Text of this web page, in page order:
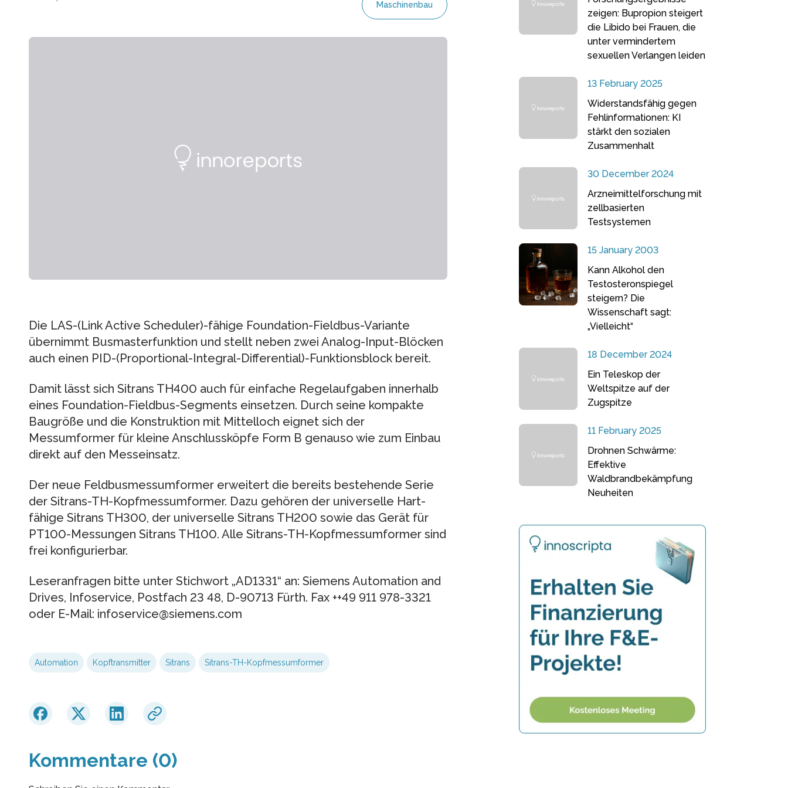
Maschinenbau
Die LAS-(Link Active Scheduler)-fähige Foundation-Fieldbus-Variante
übernimmt Busmasterfunktion und stellt neben zwei Analog-Input-Blöcken
auch einen PID-(Proportional-Integral-Differential)-Funktionsblock bereit.
Damit lässt sich Sitrans TH400 auch für einfache Regelaufgaben innerhalb
eines Foundation-Fieldbus-Segments einsetzen. Durch seine kompakte
Baugröße und die Konstruktion mit Mittelloch eignet sich der
Messumformer für kleine Anschlussköpfe Form B genauso wie zum Einbau
direkt auf den Messeinsatz.
Der neue Feldbusmessumformer erweitert die bereits bestehende Serie
der Sitrans-TH-Kopfmessumformer. Dazu gehören der universelle Hart-
fähige Sitrans TH300, der universelle Sitrans TH200 sowie das Gerät für
PT100-Messungen Sitrans TH100. Alle Sitrans-TH-Kopfmessumformer sind
frei konfigurierbar.
Leseranfragen bitte unter Stichwort „AD1331“ an: Siemens Automation and
Drives, Infoservice, Postfach 23 48, D-90713 Fürth. Fax ++49 911 978-3321
oder E-Mail: infoservice@siemens.com
Automation Kopftransmitter Sitrans Sitrans-TH-Kopfmessumformer
Kommentare (0)
zeigen: Bupropion steigert
die Libido bei Frauen, die
unter vermindertem
sexuellen Verlangen leiden
13 February 2025
Widerstandsfähig gegen
Fehlinformationen: KI
stärkt den sozialen
Zusammenhalt
30 December 2024
Arzneimittelforschung mit
zellbasierten
Testsystemen
15 January 2003
Kann Alkohol den
Testosteronspiegel
steigern? Die
Wissenschaft sagt:
„Vielleicht“
18 December 2024
Ein Teleskop der
Weltspitze auf der
Zugspitze
11 February 2025
Drohnen Schwärme:
Effektive
Waldbrandbekämpfung
Neuheiten